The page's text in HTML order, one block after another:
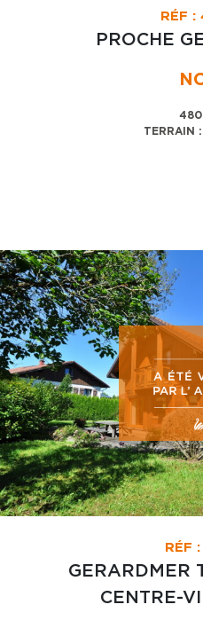
RÉF
PROCHE
480
TERRAIN
RÉF :
GERARDMER
CENTRE-